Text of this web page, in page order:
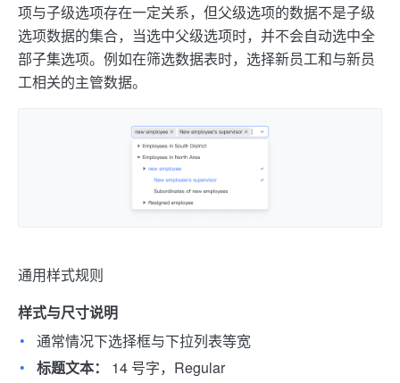
项与子级选项存在一定关系，但父级选项的数据不是子级
选项数据的集合，当选中父级选项时，并不会自动选中全
部子集选项。例如在筛选数据表时，选择新员工和与新员
工相关的主管数据。
通用样式规则
样式与尺寸说明
通常情况下选择框与下拉列表等宽
标题文本：
14 号字，Regular